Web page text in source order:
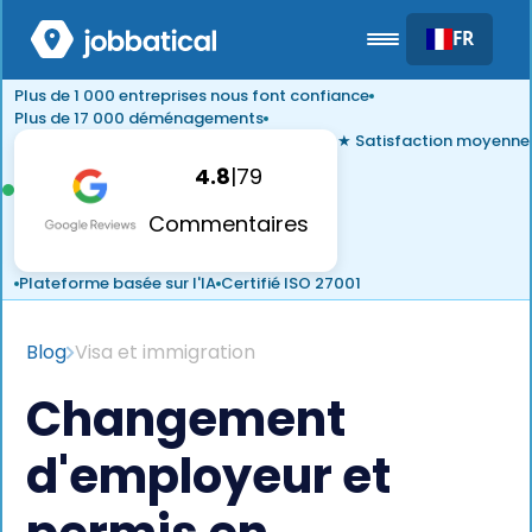
FR
Plus de 1 000 entreprises nous font confiance
Plus de 17 000 déménagements
4.8|79
Commentaires
★ Satisfaction moyenne
Plateforme basée sur l'IA Certifié ISO 27001
Blog Visa et immigration
Changement
d'employeur et